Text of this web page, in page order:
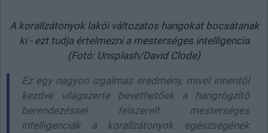
A korallzátonyok lakói változatos hangokat bocsátanak
ki - ezt tudja értelmezni a mesterséges intelligencia
(Fotó: Unsplash/David Clode)
Ez egy nagyon izgalmas eredmény, mivel innentől
kezdve világszerte bevethetőek a hangrögzítő
berendezéssel felszerelt mesterséges
intelligenciák a korallzátonyok egészségének